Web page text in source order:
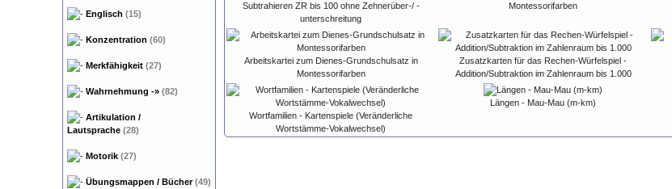
Subtrahieren ZR bis 100 ohne Zehnerüber-/ -
unterschreitung
Montessorifarben
Arbeitskartei zum Dienes-Grundschulsatz in
Montessorifarben
Zusatzkarten für das Rechen-Würfelspiel -
Addition/Subtraktion im Zahlenraum bis 1.000
Wortfamilien - Kartenspiele (Veränderliche
Wortstämme-Vokalwechsel)
Längen - Mau-Mau (m-km)
Englisch (15)
Konzentration (60)
Merkfähigkeit (27)
Wahrnehmung -» (82)
Artikulation /
Lautsprache (28)
Motorik (27)
Übungsmappen / Bücher(49)